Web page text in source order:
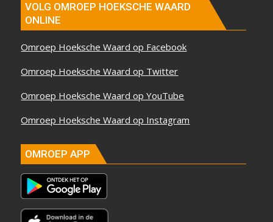
VOLG OMROEP HOEKSCHE WAARD
ONLINE
Omroep Hoeksche Waard op Facebook
Omroep Hoeksche Waard op Twitter
Omroep Hoeksche Waard op YouTube
Omroep Hoeksche Waard op Instagram
OMROEP APP